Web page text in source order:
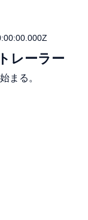
レーラー
まる。